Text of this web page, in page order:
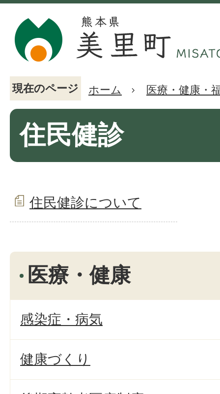
現在のページ ホーム 医療・健康・
住民健診
住民健診について
医療・健康
感染症・病気
健康づくり